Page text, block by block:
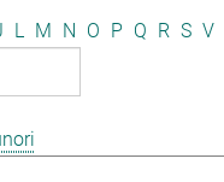
L M N O P Q R S V